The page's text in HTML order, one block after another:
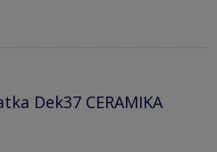
Dek37 CERAMIKA